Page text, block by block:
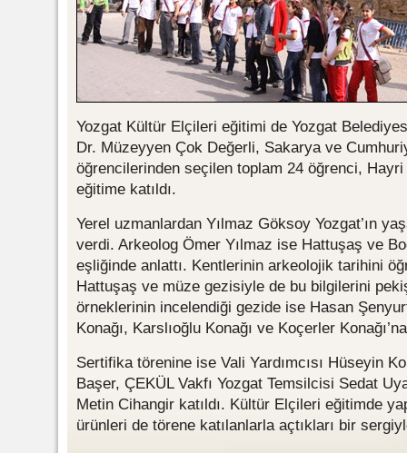
Yozgat Kültür Elçileri eğitimi de Yozgat
Dr. Müzeyyen Çok Değerli, Sakarya ve
öğrencilerinden seçilen toplam 24 öğrenci, Hayri
eğitime katıldı.
Yerel uzmanlardan Yılmaz Göksoy Yozgat’ın
verdi. Arkeolog Ömer Yılmaz ise Hattuşaş ve
eşliğinde anlattı. Kentlerinin arkeolojik tarihini
Hattuşaş ve müze gezisiyle de bu bilgilerini
örneklerinin incelendiği gezide ise Hasan
Konağı, Karslıoğlu Konağı ve Koçerler
Sertifika törenine ise Vali Yardımcısı Hüseyin
Başer, ÇEKÜL Vakfı Yozgat Temsilcisi Sedat
Metin Cihangir katıldı. Kültür Elçileri eğitimde
ürünleri de törene katılanlarla açtıkları bir